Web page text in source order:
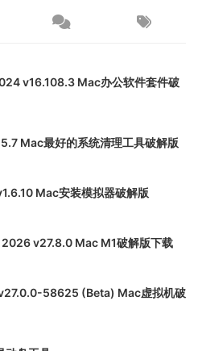
v16.108.3 Mac办公软件套件破
Mac最好的系统清理工具破解版
Mac安装模拟器破解版
v27.8.0 Mac M1破解版下载
58625 (Beta) Mac虚拟机破